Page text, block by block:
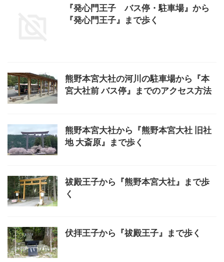
『発心門王子 バス停・駐車場』から
『発心門王子』まで歩く
熊野本宮大社の河川の駐車場から『本
宮大社前 バス停』までのアクセス方法
熊野本宮大社から『熊野本宮大社 旧社
地 大斎原』まで歩く
祓殿王子から『熊野本宮大社』まで歩
く
伏拝王子から『祓殿王子』まで歩く